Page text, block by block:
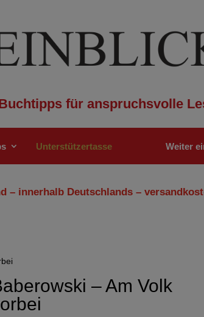
für anspruchsvolle
Unterstützertasse Weiter
– innerhalb Deutschlands –
– Am Volk